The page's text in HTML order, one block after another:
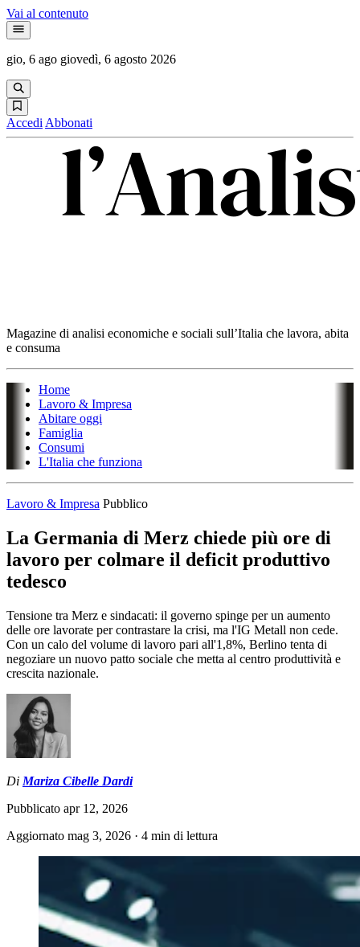
Vai al contenuto
gio, 6 ago giovedì, 6 agosto 2026
Accedi Abbonati
Magazine di analisi economiche e sociali sull’Italia che lavora, abita
e consuma
Home
Lavoro & Impresa
Abitare oggi
Famiglia
Consumi
L'Italia che funziona
Lavoro & Impresa Pubblico
La Germania di Merz chiede più ore di
lavoro per colmare il deficit produttivo
tedesco
Tensione tra Merz e sindacati: il governo spinge per un aumento
delle ore lavorate per contrastare la crisi, ma l'IG Metall non cede.
Con un calo del volume di lavoro pari all'1,8%, Berlino tenta di
negoziare un nuovo patto sociale che metta al centro produttività e
crescita nazionale.
Di Mariza Cibelle Dardi
Pubblicato apr 12, 2026
Aggiornato mag 3, 2026 · 4 min di lettura